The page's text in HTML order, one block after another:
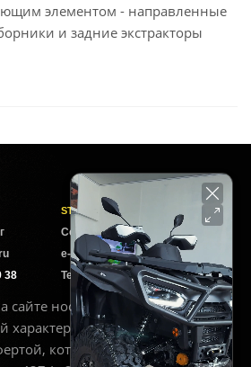
элементом - направленные
и задние экстракторы
38
STELS-PITER СОФИЙСКАЯ
Софийская ул. 6Б
e-mail: sales@stels-piter.ru
Тел.:8 (921) 943 09 38
сайте носит исключительно
и не может считаться
которая определяется